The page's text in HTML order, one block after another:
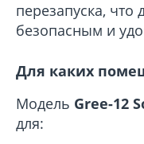
перезапуска, что
безопасным и
Для каких
Модель Gree-12
для: